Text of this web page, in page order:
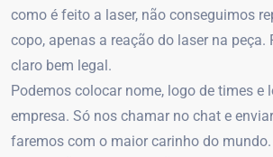
como é feito a laser, não conseguimos
copo, apenas a reação do laser na peça.
claro bem legal.
Podemos colocar nome, logo de times e
empresa. Só nos chamar no chat e
faremos com o maior carinho do mundo.